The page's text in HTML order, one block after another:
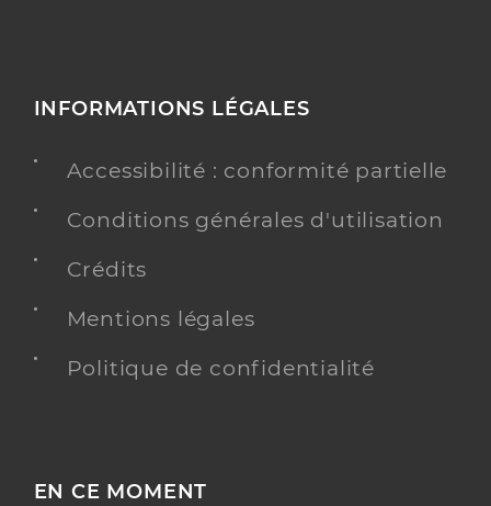
INFORMATIONS LÉGALES
Accessibilité : conformité partielle
Conditions générales d'utilisation
Crédits
Mentions légales
Politique de confidentialité
EN CE MOMENT